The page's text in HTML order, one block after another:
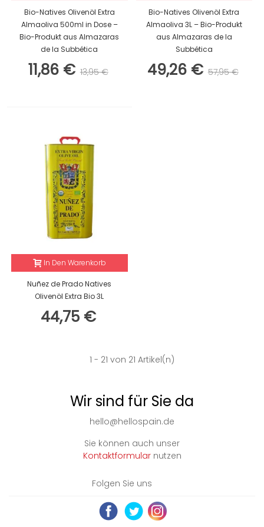
Bio-Natives Olivenöl Extra
Almaoliva 500ml in Dose –
Bio-Produkt aus Almazaras
de la Subbética
11,86 € 13,95 €
Bio-Natives Olivenöl Extra
Almaoliva 3L – Bio-Produkt
aus Almazaras de la
Subbética
49,26 € 57,95 €
In Den Warenkorb
Nuñez de Prado Natives
Olivenöl Extra Bio 3L
44,75 €
1 - 21 von 21 Artikel(n)
Wir sind für Sie da
hello@hellospain.de
Sie können auch unser
Kontaktformularnutzen
Folgen Sie uns